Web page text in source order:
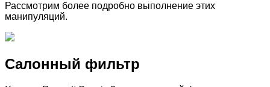
Рассмотрим более подробно выполнение этих
манипуляций.
Салонный фильтр